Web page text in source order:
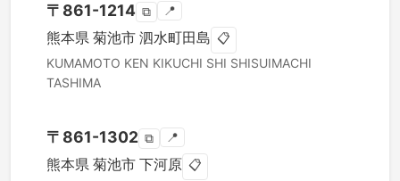
〒 861-1214 ⧉ 📍
熊本県 菊池市 泗水町田島 📋
KUMAMOTO KEN KIKUCHI SHI SHISUIMACHI
TASHIMA
〒 861-1302 ⧉ 📍
熊本県 菊池市 下河原 📋